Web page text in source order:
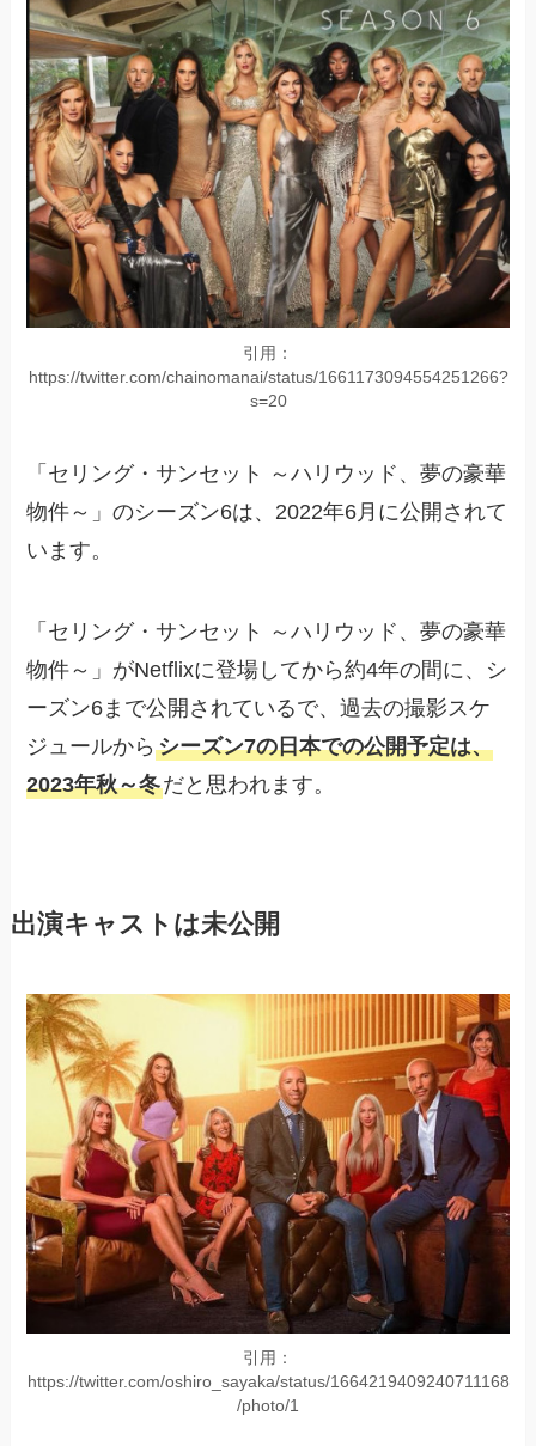
引用：
https://twitter.com/chainomanai/status/1661173094554251266?
s=20
「セリング・サンセット ～ハリウッド、夢の豪華
物件～」のシーズン6は、2022年6月に公開されて
います。
「セリング・サンセット ～ハリウッド、夢の豪華
物件～」がNetflixに登場してから約4年の間に、シ
ーズン6まで公開されているで、過去の撮影スケ
ジュールからシーズン7の日本での公開予定は、
2023年秋～冬だと思われます。
出演キャストは未公開
引用：
https://twitter.com/oshiro_sayaka/status/1664219409240711168
/photo/1